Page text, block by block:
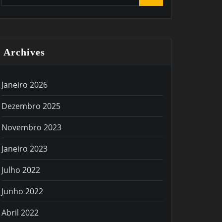
Archives
Janeiro 2026
Dezembro 2025
Novembro 2023
Janeiro 2023
Julho 2022
Junho 2022
Abril 2022